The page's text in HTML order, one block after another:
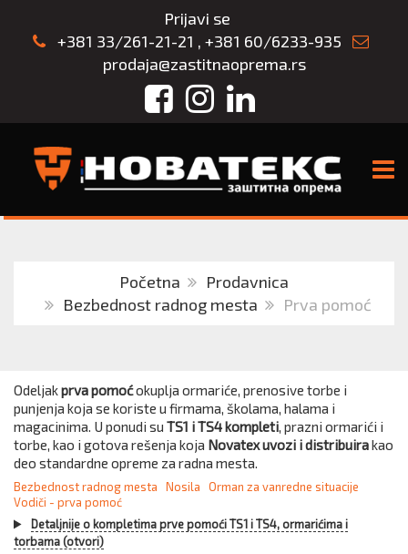
Prijavi se
+381 33/261-21-21 , +381 60/6233-935
prodaja@zastitnaoprema.rs
FacebookInstagram
LinkedIn
Početna
Prodavnica
Bezbednost radnog mesta
Prva pomoć
Odeljakprva pomoćokuplja ormariće, prenosive torbe i
punjenja koja se koriste u firmama, školama, halama i
magacinima. U ponudi su TS1 i TS4 kompleti, prazni ormarići i
torbe, kao i gotova rešenja koja Novatex uvozi i distribuirakao
deo standardne opreme za radna mesta.
Bezbednost radnog mesta Nosila
Orman za vanredne situacije
Vodiči - prva pomoć
Detaljnije o kompletima prve pomoći TS1 i TS4, ormarićima i
torbama (otvori)